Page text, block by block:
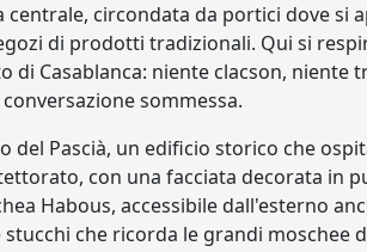
centrale, circondata da portici dove si
di prodotti tradizionali. Qui si
Casablanca: niente clacson, niente
sommessa.
del Pascià, un edificio storico che
con una facciata decorata in
Habous, accessibile dall'esterno
che ricorda le grandi moschee